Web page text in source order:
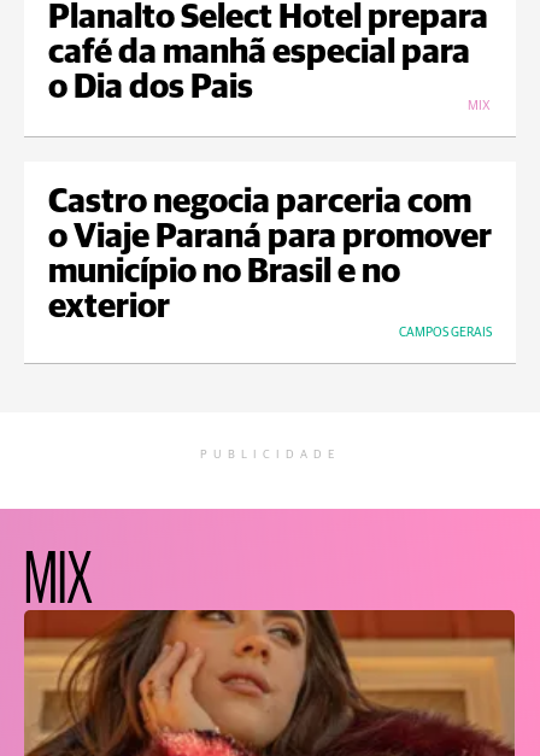
Planalto Select Hotel prepara
café da manhã especial para
o Dia dos Pais
MIX
Castro negocia parceria com
o Viaje Paraná para promover
município no Brasil e no
exterior
CAMPOS GERAIS
PUBLICIDADE
MIX